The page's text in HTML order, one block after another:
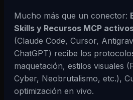
Mucho más que un conector:
Skills y Recursos MCP
(Claude Code, Cursor,
ChatGPT) recibe los
maquetación, estilos visuales
Cyber, Neobrutalismo, etc.),
optimización en vivo.